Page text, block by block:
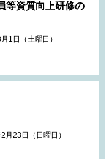
等資質向上研修の
1日（土曜日）
23日（日曜日）